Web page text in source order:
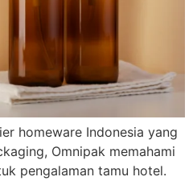
homeware Indonesia yang
Omnipak memahami
pengalaman tamu hotel.